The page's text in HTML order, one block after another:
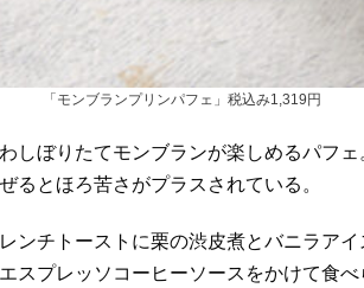
「モンブランプリンパフェ」税込み1,319円
しぼりたてモンブランが楽しめるパフ
るとほろ苦さがプラスされている。
ンチトーストに栗の渋皮煮とバニラア
スプレッソコーヒーソースをかけて食べ